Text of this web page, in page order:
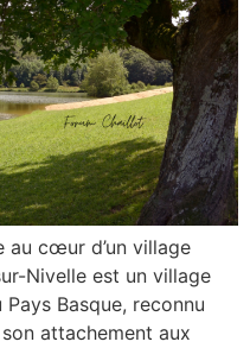
au cœur d’un village
Nivelle est un village
Basque, reconnu
attachement aux